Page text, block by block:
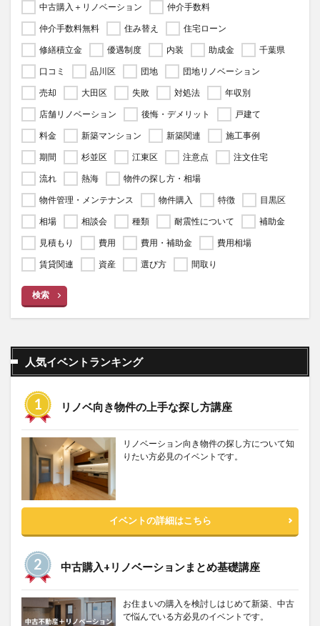
中古購入＋リノベーション
仲介手数料
仲介手数料無料
住み替え
住宅ローン
修繕積立金
優遇制度 内装 助成金
千葉県
口コミ
品川区 団地
団地リノベーション
売却
大田区 失敗 対処法
年収別
店舗リノベーション
後悔・デメリット
戸建て
料金
新築マンション 新築関連
施工事例
期間
杉並区 江東区 注意点
注文住宅
流れ
熱海
物件の探し方・相場
物件管理・メンテナンス
物件購入 特徴
目黒区
相場
相談会 種類 耐震性について
補助金
見積もり
費用 費用・補助金
費用相場
賃貸関連
資産 選び方 間取り
検索
人気イベントランキング
リノベ向き物件の上手な探し方講座
リノベーション向き物件の探し方について知
りたい方必見のイベントです。
イベントの詳細はこちら
中古購入+リノベーションまとめ基礎講座
お住まいの購入を検討しはじめて新築、中古
で悩んでいる方必見のイベントです。